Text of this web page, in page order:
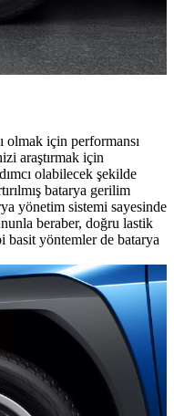
olmak için performansı
araştırmak için
olabilecek şekilde
batarya gerilim
yönetim sistemi sayesinde
beraber, doğru lastik
basit yöntemler de batarya